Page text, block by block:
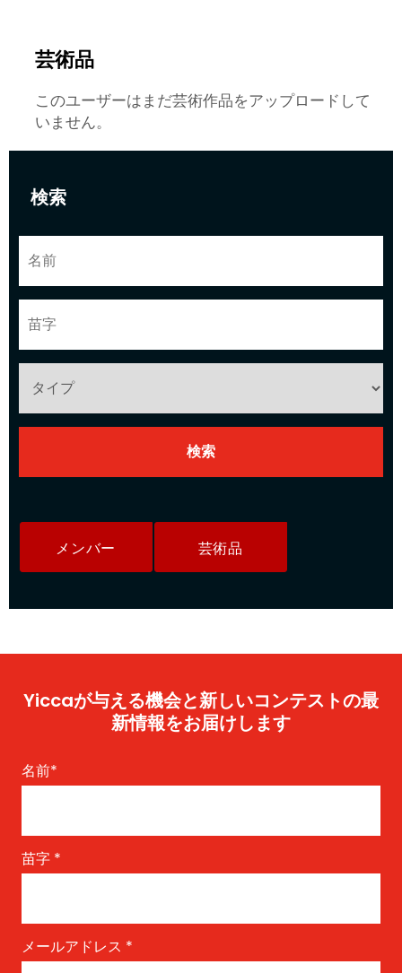
検索
メンバー 芸術品
芸術品
このユーザーはまだ芸術作品をアップロードして
いません。
Yiccaが与える機会と新しいコンテストの最
新情報をお届けします
名前*
苗字 *
メールアドレス *